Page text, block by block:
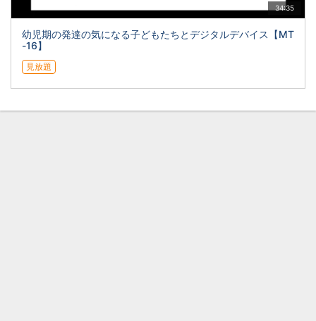
34:35
幼児期の発達の気になる子どもたちとデジタルデバイス【MT
-16】
見放題